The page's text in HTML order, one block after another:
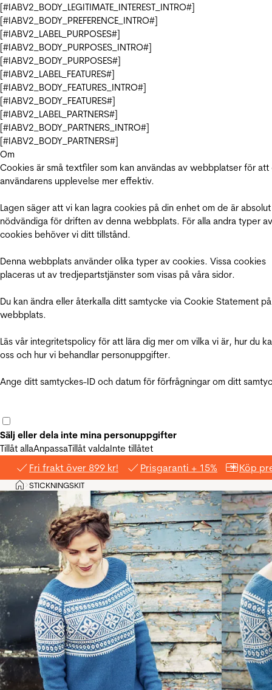
[#IABV2_BODY_LEGITIMATE_INTEREST_INTRO#]
[#IABV2_BODY_PREFERENCE_INTRO#]
[#IABV2_LABEL_PURPOSES#]
[#IABV2_BODY_PURPOSES_INTRO#]
[#IABV2_BODY_PURPOSES#]
[#IABV2_LABEL_FEATURES#]
[#IABV2_BODY_FEATURES_INTRO#]
[#IABV2_BODY_FEATURES#]
[#IABV2_LABEL_PARTNERS#]
[#IABV2_BODY_PARTNERS_INTRO#]
[#IABV2_BODY_PARTNERS#]
Om
Cookies är små textfiler som kan användas av webbplatser för att
användarens upplevelse mer effektiv.
Lagen säger att vi kan lagra cookies på din enhet om de är absolut
nödvändiga för driften av denna webbplats. För alla andra typer av
cookies behöver vi ditt tillstånd.
Denna webbplats använder olika typer av cookies. Vissa cookies
placeras ut av tredjepartstjänster som visas på våra sidor.
Du kan ändra eller återkalla ditt samtycke via Cookie Statement
webbplats.
Läs vår integritetspolicy för att lära dig mer om vilka vi är, hur du
oss och hur vi behandlar personuppgifter.
Ange ditt samtyckes-ID och datum för förfrågningar om ditt
Sälj eller dela inte mina personuppgifter
Tillåt allaAnpassaTillåt valdaInte tillåtet
Fri frakt över 899 kr! Prisgaranti + 15% Köp
Hem
>STICKNINGSKIT